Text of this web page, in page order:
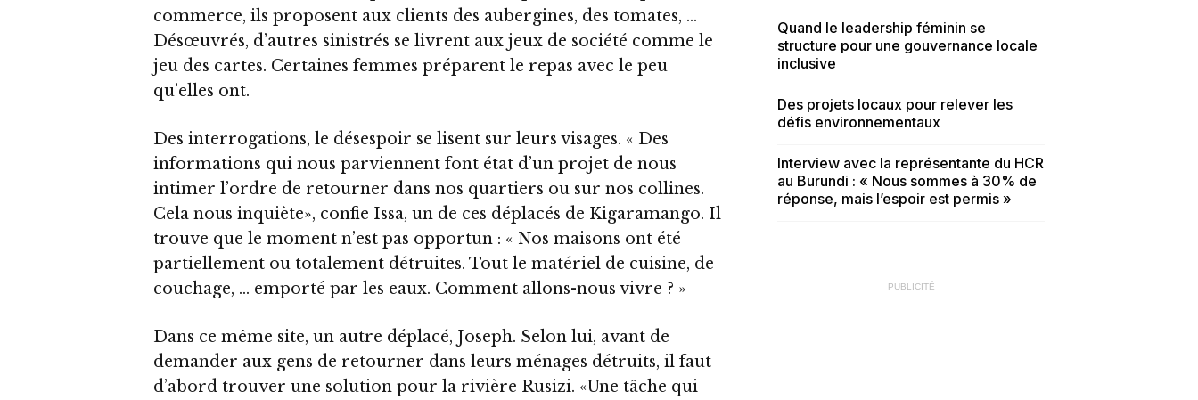
commerce, ils proposent aux clients des aubergines, des tomates, …
Désœuvrés, d’autres sinistrés se livrent aux jeux de société comme le
jeu des cartes. Certaines femmes préparent le repas avec le peu
qu’elles ont.
Des interrogations, le désespoir se lisent sur leurs visages. « Des
informations qui nous parviennent font état d’un projet de nous
intimer l’ordre de retourner dans nos quartiers ou sur nos collines.
Cela nous inquiète», confie Issa, un de ces déplacés de Kigaramango. Il
trouve que le moment n’est pas opportun : « Nos maisons ont été
partiellement ou totalement détruites. Tout le matériel de cuisine, de
couchage, … emporté par les eaux. Comment allons-nous vivre ? »
Dans ce même site, un autre déplacé, Joseph. Selon lui, avant de
demander aux gens de retourner dans leurs ménages détruits, il faut
d’abord trouver une solution pour la rivière Rusizi. «Une tâche qui
Quand le leadership féminin se
structure pour une gouvernance locale
inclusive
Des projets locaux pour relever les
défis environnementaux
Interview avec la représentante du HCR
au Burundi : « Nous sommes à 30% de
réponse, mais l’espoir est permis »
PUBLICITÉ